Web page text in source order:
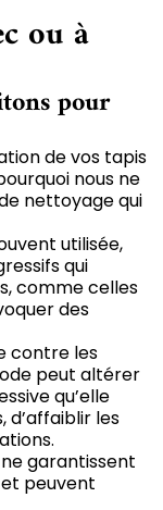
ou à
pour
de vos tapis
nous ne
nettoyage qui
utilisée,
qui
comme celles
des
contre les
peut altérer
qu’elle
d’affaiblir les
garantissent
peuvent